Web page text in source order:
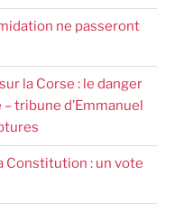
ne passeront
la Corse : le danger
tribune d’Emmanuel
Constitution : un vote